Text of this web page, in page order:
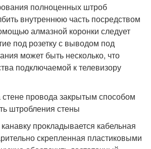
полноценных штроб
внутреннюю часть посредством
алмазной коронки следует
под розетку с выводом под
может быть несколько, что
подключаемой к телевизору
стене провода закрытым способом
штробления стены
прокладывается кабельная
скрепленная пластиковыми